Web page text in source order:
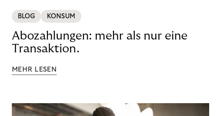
BLOG KONSUM
Abozahlungen: mehr als nur eine
Transaktion.
MEHR LESEN